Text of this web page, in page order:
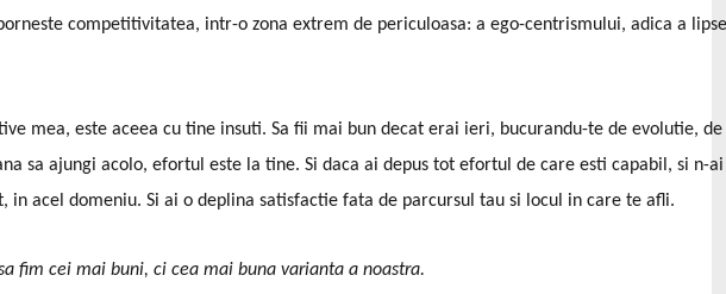
competitivitatea, intr-o zona extrem de periculoasa: a ego-centrismului, adica a
mea, este aceea cu tine insuti. Sa fii mai bun decat erai ieri, bucurandu-te de evolutie,
sa ajungi acolo, efortul este la tine. Si daca ai depus tot efortul de care esti capabil, si n-
in acel domeniu. Si ai o deplina satisfactie fata de parcursul tau si locul in care te afli.
fim cei mai buni, ci cea mai buna varianta a noastra.